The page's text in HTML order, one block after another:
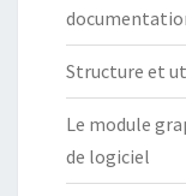
Structure et
Le module
de logiciel